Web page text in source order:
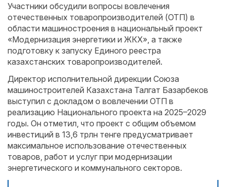
Участники обсудили вопросы вовлечения
отечественных товаропроизводителей (ОТП) в
области машиностроения в национальный проект
«Модернизация энергетики и ЖКХ», а также
подготовку к запуску Единого реестра
казахстанских товаропроизводителей.
Директор исполнительной дирекции Союза
машиностроителей Казахстана Талгат Базарбеков
выступил с докладом о вовлечении ОТП в
реализацию Национального проекта на 2025–2029
годы. Он отметил, что проект с общим объемом
инвестиций в 13,6 трлн тенге предусматривает
максимальное использование отечественных
товаров, работ и услуг при модернизации
энергетического и коммунального секторов.